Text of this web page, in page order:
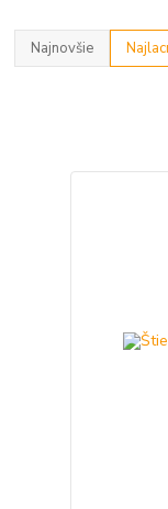
Najnovšie